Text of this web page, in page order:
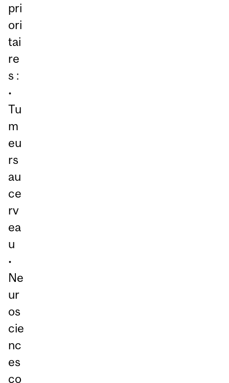
pri
ori
tai
re
s :
•
Tu
m
eu
rs
au
ce
rv
ea
u
•
Ne
ur
os
cie
nc
es
co